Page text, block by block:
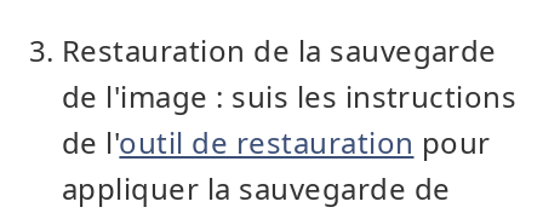
Restauration de la sauvegarde
de l'image : suis les instructions
de l'outil de restauration pour
appliquer la sauvegarde de